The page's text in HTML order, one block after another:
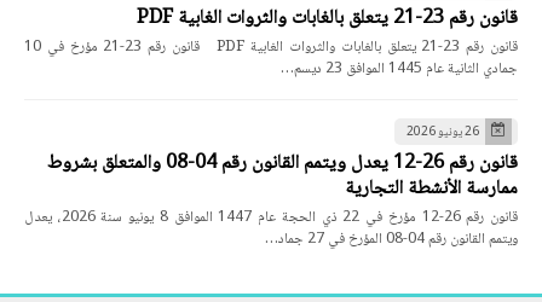
قانون رقم 23-21 يتعلق بالغابات والثروات الغابية PDF
قانون رقم 23-21 يتعلق بالغابات والثروات الغابية PDF قانون رقم 23-21 مؤرخ في 10
جمادي الثانية عام 1445 الموافق 23 ديسم…
26 يونيو 2026
قانون رقم 26-12 يعدل ويتمم القانون رقم 04-08 والمتعلق بشروط
ممارسة الأنشطة التجارية
قانون رقم 26-12 مؤرخ في 22 ذي الحجة عام 1447 الموافق 8 يونيو سنة 2026، يعدل
ويتمم القانون رقم 04-08 المؤرخ في 27 جماد…